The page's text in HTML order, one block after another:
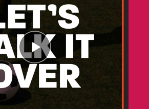
Episode
play
icon